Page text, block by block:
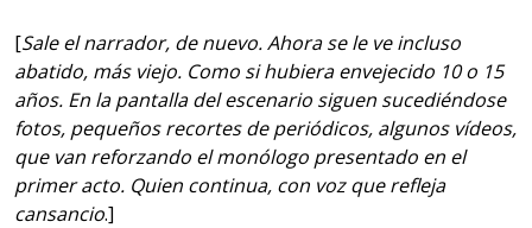
[Sale el narrador, de nuevo. Ahora se le ve incluso
abatido, más viejo. Como si hubiera envejecido 10 o 15
años. En la pantalla del escenario siguen sucediéndose
fotos, pequeños recortes de periódicos, algunos vídeos,
que van reforzando el monólogo presentado en el
primer acto. Quien continua, con voz que refleja
cansancio.]